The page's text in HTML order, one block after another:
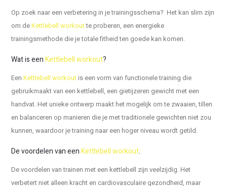
Op zoek naar een verbetering in je trainingsschema? Het kan slim zijn
om de Kettlebell workoutte proberen, een energieke
trainingsmethode die je totale fitheid ten goede kan komen.
Wat is eenKettlebell workout?
Een Kettlebell workout is een vorm van functionele training die
gebruikmaakt van een kettlebell, een gietijzeren gewicht met een
handvat. Het unieke ontwerp maakt het mogelijk om te zwaaien, tillen
en balanceren op manieren die je met traditionele gewichten niet zou
kunnen, waardoor je training naar een hoger niveau wordt getild.
De voordelen van eenKettlebell workout.
De voordelen van trainen met een kettlebell zijn veelzijdig. Het
verbetert niet alleen kracht en cardiovasculaire gezondheid, maar